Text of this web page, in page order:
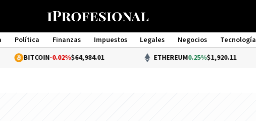
Política Finanzas Impuestos Legales Negocios Tecnología
Management
-0.02%$64,984.01 ETHEREUM0.25%$1,920.11